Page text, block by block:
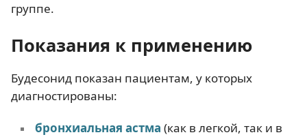
группе.
Показания к применению
Будесонид показан пациентам, у которых
диагностированы:
бронхиальная астма (как в легкой, так и в